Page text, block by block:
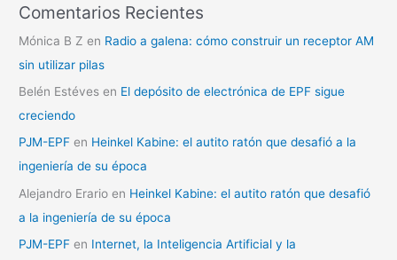
Comentarios Recientes
Mónica B Z en Radio a galena: cómo construir un receptor AM
sin utilizar pilas
Belén Estéves en El depósito de electrónica de EPF sigue
creciendo
PJM-EPF en Heinkel Kabine: el autito ratón que desafió a la
ingeniería de su época
Alejandro Erario en Heinkel Kabine: el autito ratón que desafió
a la ingeniería de su época
PJM-EPF en Internet, la Inteligencia Artificial y la